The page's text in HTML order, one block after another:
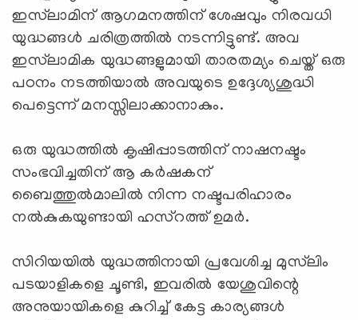
ഇസ്‌ലാമിന് ആഗമനത്തിന് ശേഷവും നിരവധി
യുദ്ധങ്ങള്‍ ചരിത്രത്തില്‍ നടന്നിട്ടുണ്ട്. അവ
ഇസ്‌ലാമിക യുദ്ധങ്ങളുമായി താരതമ്യം ചെയ്ത് ഒരു
പഠനം നടത്തിയാല്‍ അവയുടെ ഉദ്ദേശ്യശുദ്ധി
പെട്ടെന്ന് മനസ്സിലാക്കാനാകും.
ഒരു യുദ്ധത്തില്‍ കൃഷിപ്പാടത്തിന് നാഷനഷ്ടം
സംഭവിച്ചതിന് ആ കര്‍ഷകന്
ബൈത്തുല്‍‍മാലില്‍ നിന്ന നഷ്ടപരിഹാരം
നല്‍കുകയുണ്ടായി ഹസ്റത്ത് ഉമര്‍.
സിറിയയില്‍ യുദ്ധത്തിനായി പ്രവേശിച്ച മുസ്‌ലിം
പടയാളികളെ ചൂണ്ടി, ഇവരില്‍ യേശുവിന്റെ
അനുയായികളെ കുറിച്ച് കേട്ട കാര്യങ്ങള്‍